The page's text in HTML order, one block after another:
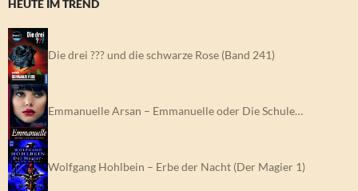
HEUTE IM TREND
Die drei ??? und die schwarze Rose (Band 241)
Emmanuelle Arsan – Emmanuelle oder Die Schule…
Wolfgang Hohlbein – Erbe der Nacht (Der Magier 1)